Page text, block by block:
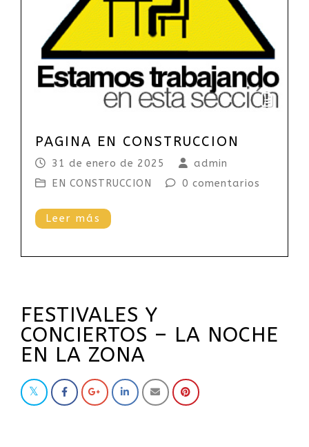
PAGINA EN CONSTRUCCION
31 de enero de 2025
admin
EN CONSTRUCCION
0 comentarios
Leer más
FESTIVALES Y
CONCIERTOS – LA NOCHE
EN LA ZONA